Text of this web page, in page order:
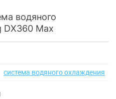
водяного
DX360 Max
система водяного охлаждения